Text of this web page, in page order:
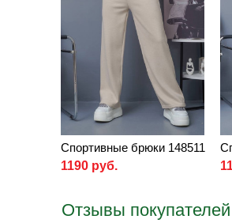
Спортивные брюки 148511
1190 руб.
Отзывы покупателей